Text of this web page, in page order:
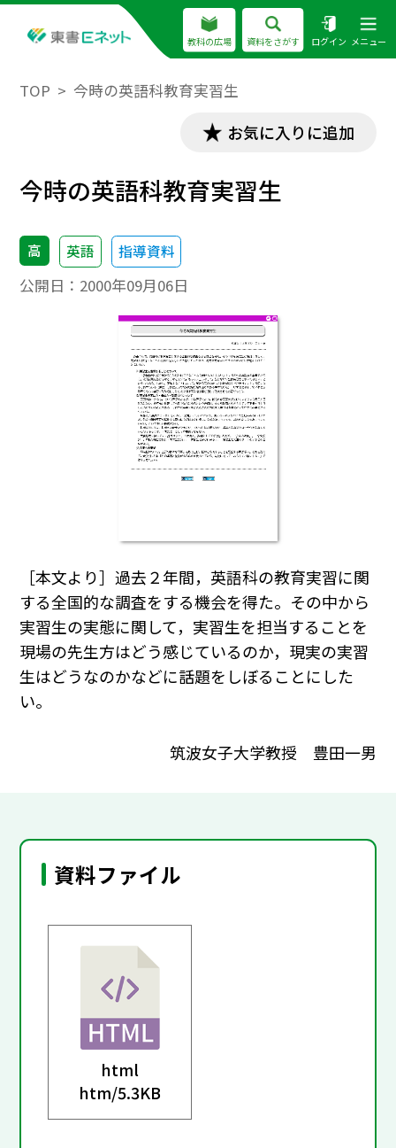
教科の広場 資料をさがす ログイン メニュー
TOP 今時の英語科教育実習生
お気に入りに追加
今時の英語科教育実習生
高 英語 指導資料
公開日： 2000年09月06日
［本文より］過去２年間，英語科の教育実習に関
する全国的な調査をする機会を得た。その中から
実習生の実態に関して，実習生を担当することを
現場の先生方はどう感じているのか，現実の実習
生はどうなのかなどに話題をしぼることにした
い。
筑波女子大学教授 豊田一男
資料ファイル
html
htm/5.3KB